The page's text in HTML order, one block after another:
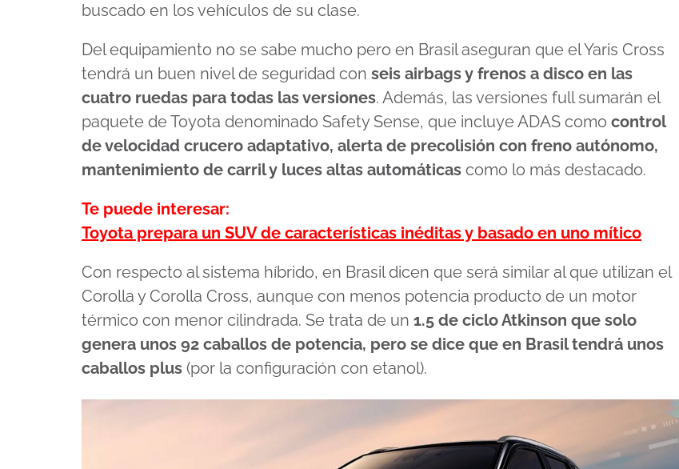
buscado en los vehículos de su clase.
Del equipamiento no se sabe mucho pero en Brasil aseguran que el Yaris Cross
tendrá un buen nivel de seguridad con seis airbags y frenos a disco en las
cuatro ruedas para todas las versiones. Además, las versiones full sumarán el
paquete de Toyota denominado Safety Sense, que incluye ADAS como control
de velocidad crucero adaptativo, alerta de precolisión con freno autónomo,
mantenimiento de carril y luces altas automáticas como lo más destacado.
Te puede interesar:
Toyota prepara un SUV de características inéditas y basado en uno mítico
Con respecto al sistema híbrido, en Brasil dicen que será similar al que utilizan el
Corolla y Corolla Cross, aunque con menos potencia producto de un motor
térmico con menor cilindrada. Se trata de un 1.5 de ciclo Atkinson que solo
genera unos 92 caballos de potencia, pero se dice que en Brasil tendrá unos
caballos plus (por la configuración con etanol).